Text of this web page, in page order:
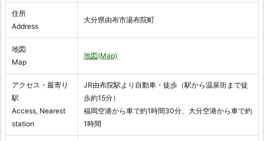
住所
Address
大分県由布市湯布院町
地図
Map
地図(Map)
アクセス・最寄り
駅
Access, Nearest
station
JR由布院駅より自動車・徒歩（駅から温泉街まで徒
歩約15分）
福岡空港から車で約1時間30分、大分空港から車で約
1時間